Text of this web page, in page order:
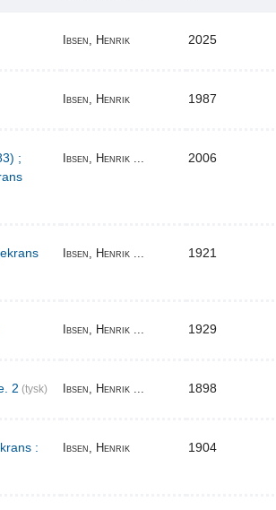
Ibsen, Henrik 2025
Ibsen, Henrik 1987
;
Ibsen, Henrik ... 2006
Ibsen, Henrik ... 1921
Ibsen, Henrik ... 1929
2 (tysk) Ibsen, Henrik ... 1898
:
Ibsen, Henrik 1904